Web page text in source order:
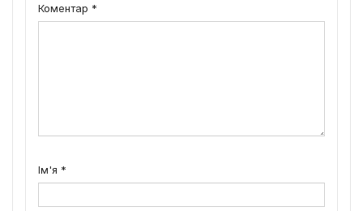
Коментар *
Ім'я *